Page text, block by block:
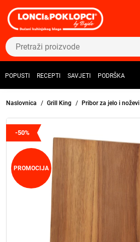
POPUSTI RECEPTI SAVJETI PODRŠKA
Naslovnica Grill King Pribor za jelo i noževi
-50%
PROMOCIJA